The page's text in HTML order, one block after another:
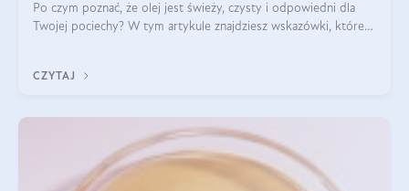
Po czym poznać, że olej jest świeży, czysty i odpowiedni dla
Twojej pociechy? W tym artykule znajdziesz wskazówki, które
CZYTAJ